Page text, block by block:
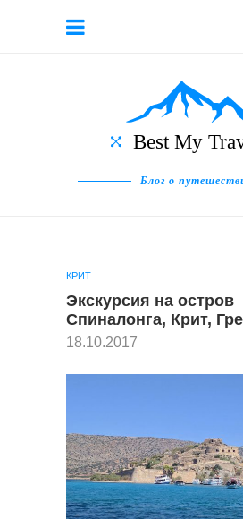
Блог о
КРИТ
Экскурсия на остров
Спиналонга, Крит,
18.10.2017